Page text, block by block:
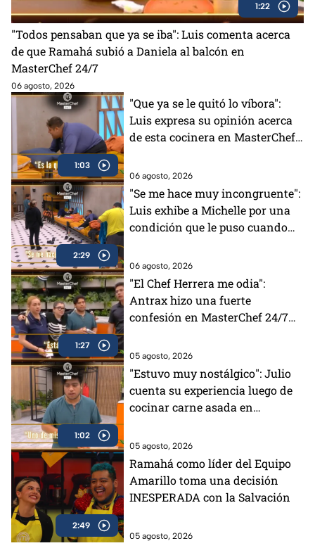
1:22
"Todos pensaban que ya se iba": Luis comenta acerca
de que Ramahá subió a Daniela al balcón en
MasterChef 24/7
06 agosto, 2026
1:03
"Que ya se le quitó lo víbora":
Luis expresa su opinión acerca
de esta cocinera en MasterChef
06 agosto, 2026
2:29
"Se me hace muy incongruente":
Luis exhibe a Michelle por una
condición que le puso cuando
06 agosto, 2026
1:27
"El Chef Herrera me odia":
Antrax hizo una fuerte
confesión en MasterChef 24/7
05 agosto, 2026
1:02
"Estuvo muy nostálgico": Julio
cuenta su experiencia luego de
cocinar carne asada en
05 agosto, 2026
2:49
Ramahá como líder del Equipo
Amarillo toma una decisión
INESPERADA con la Salvación
05 agosto, 2026